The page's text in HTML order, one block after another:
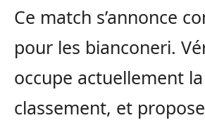
Ce match s’annonce
pour les bianconeri.
occupe actuellement
classement, et